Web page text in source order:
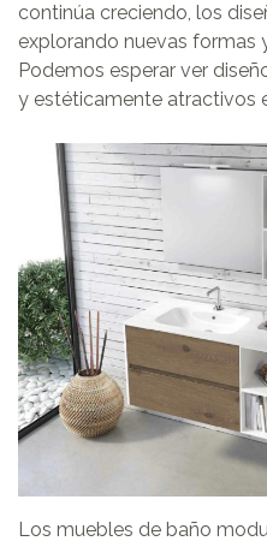
continúa creciendo, los
explorando nuevas formas
Podemos esperar ver
y estéticamente atractivos
Los muebles de baño